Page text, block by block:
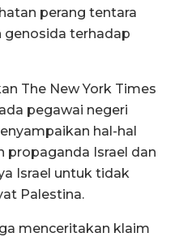
perang tentara
genosida terhadap
The New York Times
pegawai negeri
hal-hal
propaganda Israel dan
Israel untuk tidak
Palestina.
menceritakan klaim